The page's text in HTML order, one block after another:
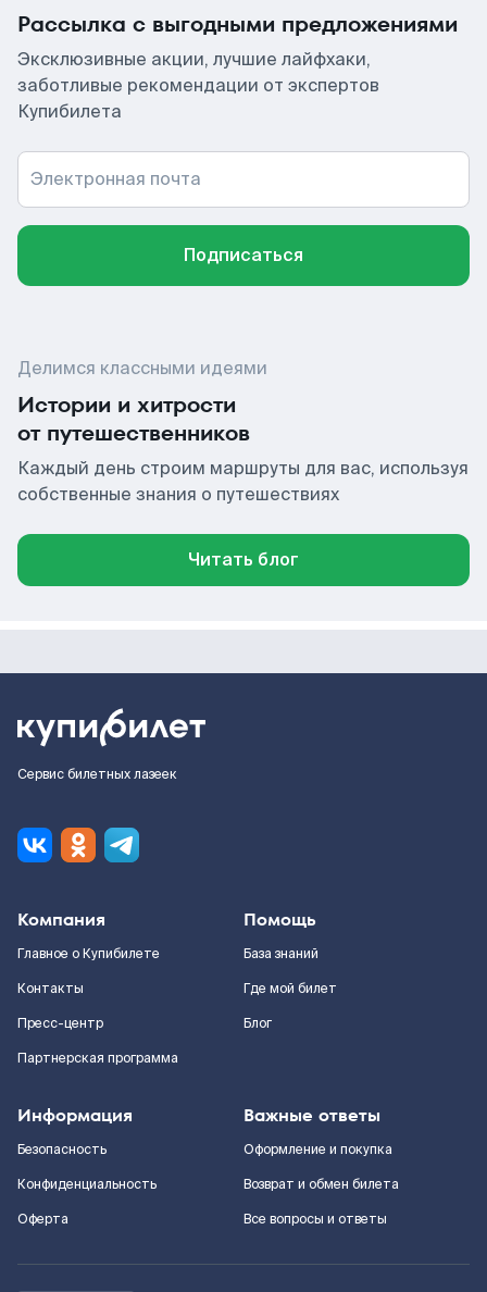
Рассылка с выгодными предложениями
Эксклюзивные акции, лучшие лайфхаки,
заботливые рекомендации от экспертов
Купибилета
Электронная почта
Подписаться
Делимся классными идеями
Истории и хитрости
от путешественников
Каждый день строим маршруты для вас, используя
собственные знания о путешествиях
Читать блог
Сервис билетных лазеек
Компания
Главное о Купибилете
Контакты
Пресс-центр
Партнерская программа
Помощь
База знаний
Где мой билет
Блог
Информация
Безопасность
Конфиденциальность
Оферта
Важные ответы
Оформление и покупка
Возврат и обмен билета
Все вопросы и ответы